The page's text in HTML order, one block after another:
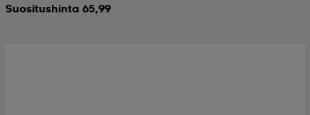
Suositushinta 65,99